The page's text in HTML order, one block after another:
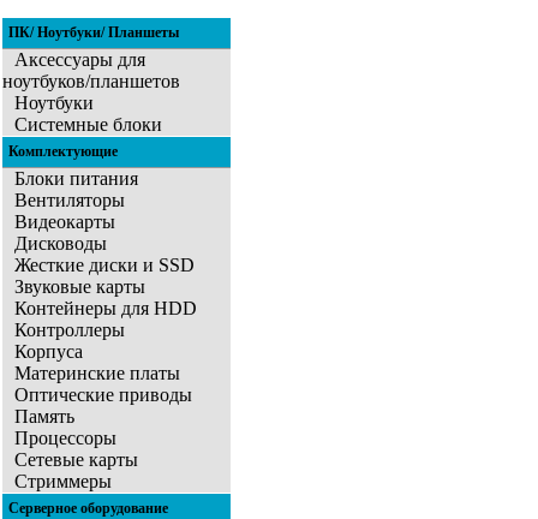
ПК/ Ноутбуки/ Планшеты
Аксессуары для
ноутбуков/планшетов
Ноутбуки
Системные блоки
Комплектующие
Блоки питания
Вентиляторы
Видеокарты
Дисководы
Жесткие диски и SSD
Звуковые карты
Контейнеры для HDD
Контроллеры
Корпуса
Материнские платы
Оптические приводы
Память
Процессоры
Сетевые карты
Стриммеры
Серверное оборудование